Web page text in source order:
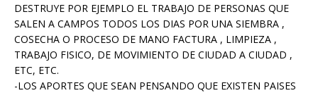
DESTRUYE POR EJEMPLO EL TRABAJO DE PERSONAS QUE
SALEN A CAMPOS TODOS LOS DIAS POR UNA SIEMBRA ,
COSECHA O PROCESO DE MANO FACTURA , LIMPIEZA ,
TRABAJO FISICO, DE MOVIMIENTO DE CIUDAD A CIUDAD ,
ETC, ETC.
-LOS APORTES QUE SEAN PENSANDO QUE EXISTEN PAISES